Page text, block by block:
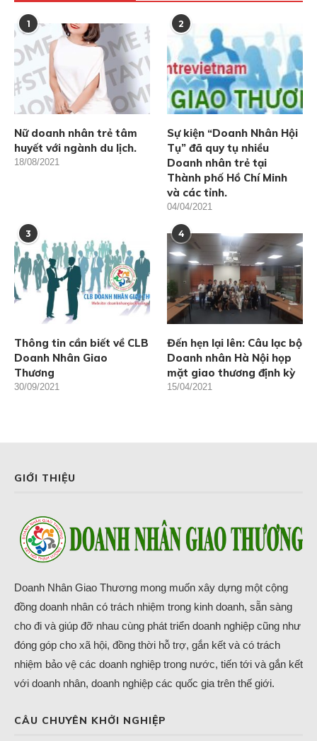
1
Nữ doanh nhân trẻ tâm
huyết với ngành du lịch.
18/08/2021
2
Sự kiện “Doanh Nhân Hội
Tụ” đã quy tụ nhiều
Doanh nhân trẻ tại
Thành phố Hồ Chí Minh
và các tỉnh.
04/04/2021
3
Thông tin cần biết về CLB
Doanh Nhân Giao
Thương
30/09/2021
4
Đến hẹn lại lên: Câu lạc bộ
Doanh nhân Hà Nội họp
mặt giao thương định kỳ
15/04/2021
GIỚI THIỆU
Doanh Nhân Giao Thương mong muốn xây dựng một cộng
đồng doanh nhân có trách nhiệm trong kinh doanh, sẵn sàng
cho đi và giúp đỡ nhau cùng phát triển doanh nghiệp cũng như
đóng góp cho xã hội, đồng thời hỗ trợ, gắn kết và có trách
nhiệm bảo vệ các doanh nghiệp trong nước, tiến tới và gắn kết
với doanh nhân, doanh nghiệp các quốc gia trên thế giới.
CÂU CHUYÊN KHỞI NGHIỆP